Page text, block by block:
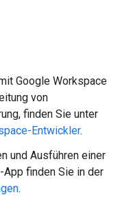
Google Workspace
von
finden Sie unter
Entwickler.
und Ausführen einer
App finden Sie in der
.